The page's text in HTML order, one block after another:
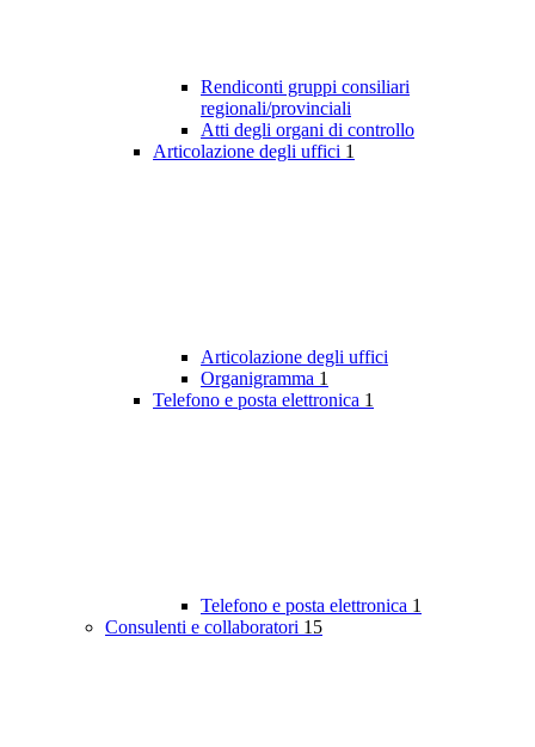
Rendiconti gruppi consiliari
regionali/provinciali
Atti degli organi di controllo
Articolazione degli uffici 1
Articolazione degli uffici
Organigramma 1
Telefono e posta elettronica 1
Telefono e posta elettronica 1
Consulenti e collaboratori 15